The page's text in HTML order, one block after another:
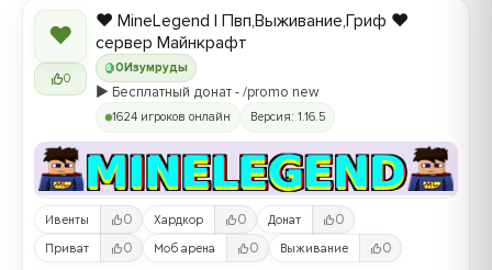
❤
0
0 Изумруды
❤️ MineLegend | Пвп,Выживание,Гриф ❤️
сервер Майнкрафт
▶️ Бесплатный донат - /promo new
1624 игроков онлайн Версия: 1.16.5
Ивенты 0 Хардкор 0 Донат 0
Приват 0 Моб арена 0 Выживание 0